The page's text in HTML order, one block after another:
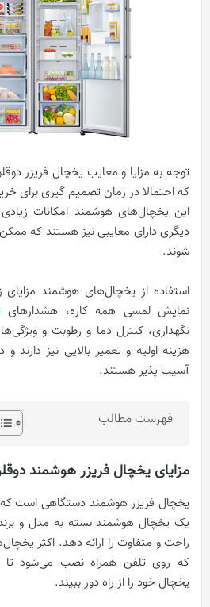
توجه به مزایا و معایب یخچال فریزر
که احتمالا در زمان تصمیم گیری برای
این یخچال‌های هوشمند امکانات زیادی
دیگری دارای معایبی نیز هستند که
شوند.
استفاده از یخچال‌های هوشمند
نمایش لمسی همه کاره، هشدارهای
نگهداری، کنترل دما و رطوبت و
هزینه اولیه و تعمیر بالایی نیز دارند
آسیب پذیر هستند.
فهرست مطالب
مزایای یخچال فریزر هوشمند
یخچال فریزر هوشمند دستگاهی است
یک یخچال هوشمند بسته به مدل و
راحت و متفاوت را ارائه دهد. اکثر
که روی تلفن همراه نصب می‌شود تا
یخچال خود را از راه دور ببیند.